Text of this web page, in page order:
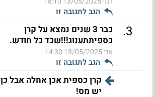
הגב לתגובה זו
3
.
כבר 3 שנים נמצא על קרן
כספיתתענוג!!!שכד כל חודש.
אני13/05/2025 14:30
הגב לתגובה זו
קרן כספית אכן אחלה אבל כן
יש מס!